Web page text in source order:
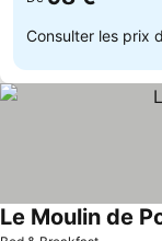
Consulter les prix
Le Moulin de